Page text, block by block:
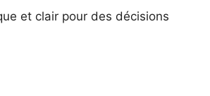
et clair pour des décisions